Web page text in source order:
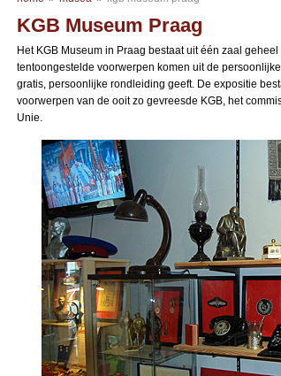
KGB Museum Praag
Het KGB Museum in Praag bestaat uit één zaal
tentoongestelde voorwerpen komen uit de
gratis, persoonlijke rondleiding geeft. De expositie
voorwerpen van de ooit zo gevreesde KGB, het
Unie.